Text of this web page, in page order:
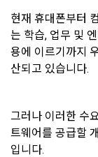
분류, 가공, 집계
3. "개인회원"이
의하고 "회사"와
4. “인재회원”이
는 것에 동의한 “
5. “기업회원”이
용 의뢰 서비스
인정보 보호를
합니다.
개인정보 침해사
그 무엇보다도,
는 동의 거부 하
단, 할인, 이벤트
안내 서비스가 제
DACON에서 제
정관리 페이지의
의(선택)’에서 철
현재 휴대폰부터
는 학습, 업무 및
용에 이르기까지
산되고 있습니다.
그러나 이러한 수
트웨어를 공급할
입니다.